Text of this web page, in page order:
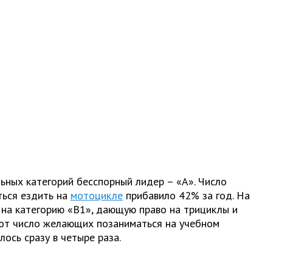
категорий бесспорный лидер – «A». Число
ездить на мотоцикле прибавило 42% за год. На
категорию «B1», дающую право на трициклы и
число желающих позаниматься на учебном
сразу в четыре раза.